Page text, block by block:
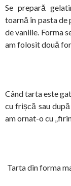
Se prepară
toarnă în pasta de
de vanilie. Forma
am folosit două
Când tarta este
cu frișcă sau
am ornat-o cu
Tarta din forma